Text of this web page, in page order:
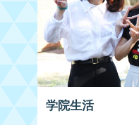
学院生活